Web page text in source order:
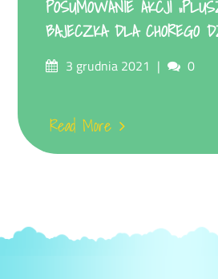
POSUMOWANIE AKCJI
BAJECZKA DLA CHOREGO
Posted3 grudnia 2021 0
Read More